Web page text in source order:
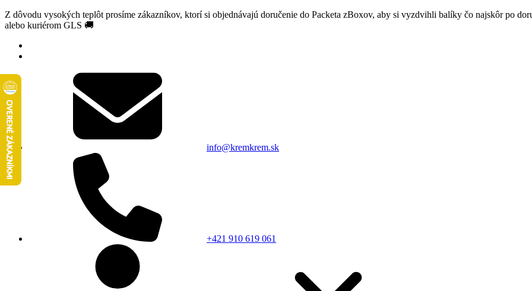
Z dôvodu vysokých teplôt prosíme zákazníkov, ktorí si objednávajú doručenie do Packeta zBoxov, aby si vyzdvihli balíky čo najskôr po
alebo kuriérom GLS 🚚
info@kremkrem.sk
+421 910 619 061